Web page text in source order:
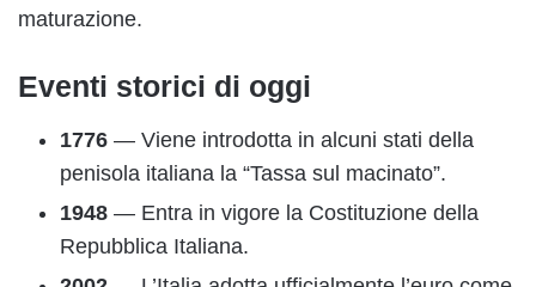
maturazione.
Eventi storici di oggi
1776 — Viene introdotta in alcuni stati della
penisola italiana la “Tassa sul macinato”.
1948 — Entra in vigore la Costituzione della
Repubblica Italiana.